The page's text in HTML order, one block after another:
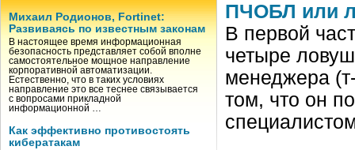
Михаил Родионов, Fortinet:
Развиваясь по известным законам
В настоящее время информационная
безопасность представляет собой вполне
самостоятельное мощное направление
корпоративной автоматизации.
Естественно, что в таких условиях
направление это все теснее связывается
с вопросами прикладной
информационной …
Как эффективно противостоять
кибератакам
ПЧОБЛ или
В первой
четыре
менеджера
том, что он